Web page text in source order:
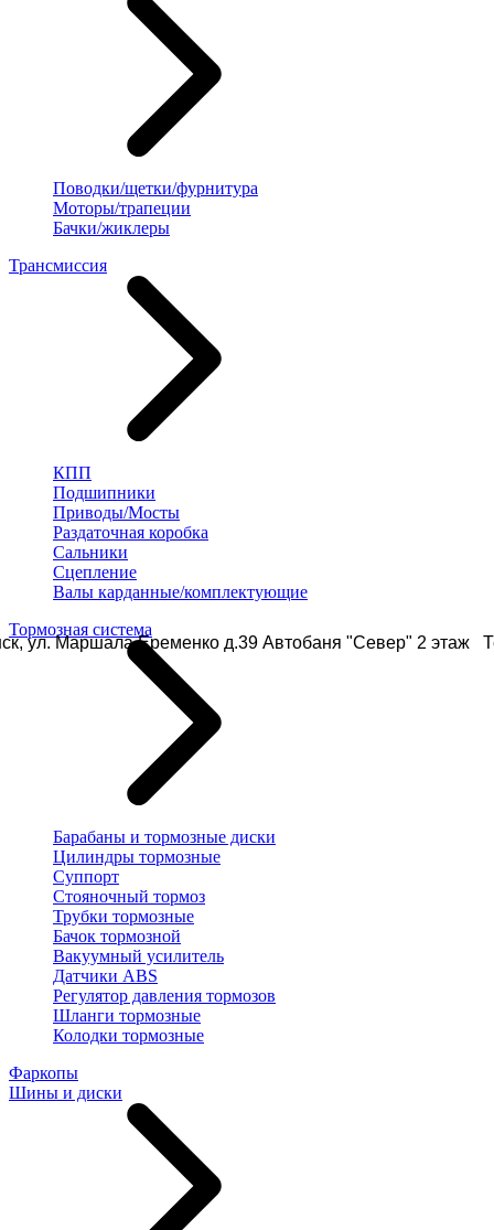
ул. Маршала Еременко д.39 Автобаня "Север" 2 этаж
Поводки/щетки/фурнитура
Моторы/трапеции
Бачки/жиклеры
Трансмиссия
КПП
Подшипники
Приводы/Мосты
Раздаточная коробка
Сальники
Сцепление
Валы карданные/комплектующие
Тормозная система
Барабаны и тормозные диски
Цилиндры тормозные
Суппорт
Стояночный тормоз
Трубки тормозные
Бачок тормозной
Вакуумный усилитель
Датчики ABS
Регулятор давления тормозов
Шланги тормозные
Колодки тормозные
Фаркопы
Шины и диски